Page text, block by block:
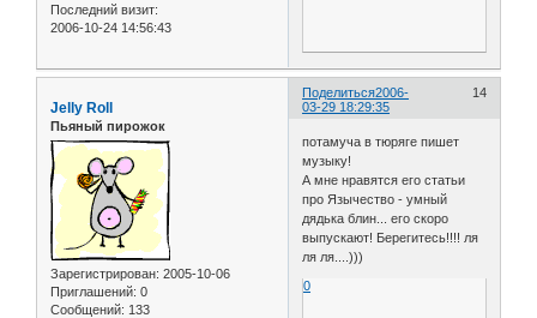
Последний визит:
2006-10-24 14:56:43
Поделиться 14
2006-
03-29 18:29:35
Jelly Roll
Пьяный пирожок
Зарегистрирован: 2005-10-06
Приглашений: 0
Сообщений: 133
потамуча в тюряге пишет
музыку!
А мне нравятся его статьи
про Язычество - умный
дядька блин... его скоро
выпускают! Берегитесь!!!! ля
ля ля....)))
0